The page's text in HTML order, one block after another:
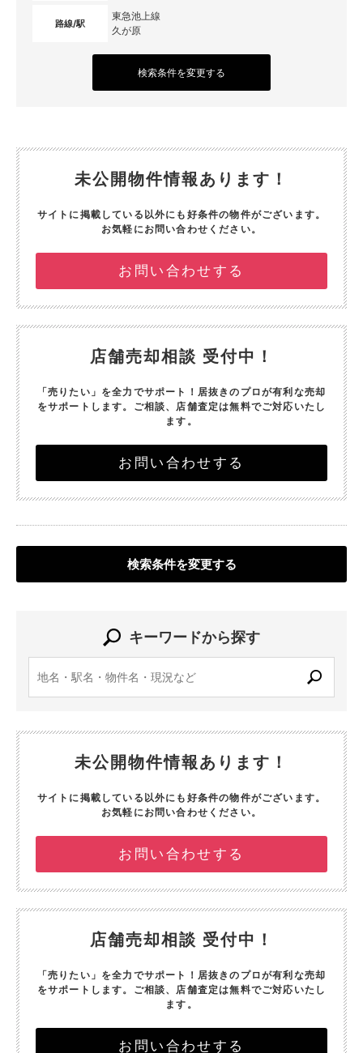
路線/駅
東急池上線
久が原
検索条件を変更する
未公開物件情報あります！
サイトに掲載している以外にも好条件の物件がございます。
お気軽にお問い合わせください。
お問い合わせする
店舗売却相談 受付中！
「売りたい」を全力でサポート！ 居抜きのプロが有利な売却
をサポートします。 ご相談、店舗査定は無料でご対応いたし
ます。
お問い合わせする
検索条件を変更する
キーワードから探す
未公開物件情報あります！
サイトに掲載している以外にも好条件の物件がございます。
お気軽にお問い合わせください。
お問い合わせする
店舗売却相談 受付中！
「売りたい」を全力でサポート！ 居抜きのプロが有利な売却
をサポートします。 ご相談、店舗査定は無料でご対応いたし
ます。
お問い合わせする